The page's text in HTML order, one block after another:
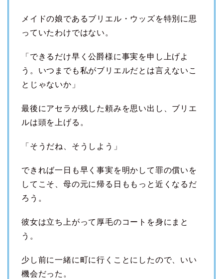
メイドの娘であるブリエル・ウッズを特別に思
っていたわけではない。
「できるだけ早く公爵様に事実を申し上げよ
う。いつまでも私がブリエルだとは言えないこ
とじゃないか」
最後にアセラが残した頼みを思い出し、ブリエ
ルは頭を上げる。
「そうだね、そうしよう」
できれば一日も早く事実を明かして罪の償いを
してこそ、母の元に帰る日ももっと近くなるだ
ろう。
彼女は立ち上がって厚毛のコートを身にまと
う。
少し前に一緒に町に行くことにしたので、いい
機会だった。